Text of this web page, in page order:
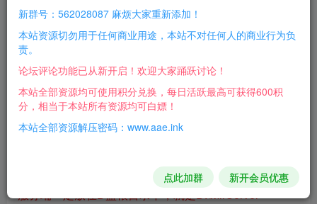
每日活跃最高可获得600积分！所有资源可以使用
积分免费兑换！
端游介绍：
配置了单机登录器，下载个20周年客户端，把
服务端一定放在D盘根目录下，就是D:\MirServer
新群号：562028087 麻烦大家重新添加！
本站资源切勿用于任何商业用途，本站不对任何人的商业行为负
责。
论坛评论功能已从新开启！欢迎大家踊跃讨论！
本站全部资源均可使用积分兑换，每日活跃最高可获得600积
分，相当于本站所有资源均可白嫖！
本站全部资源解压密码：www.aae.ink
点此加群 新开会员优惠